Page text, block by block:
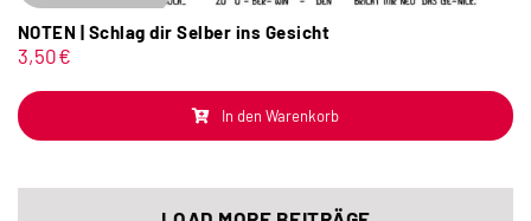
NOTEN | Schlag dir Selber ins Gesicht
3,50€
In den Warenkorb